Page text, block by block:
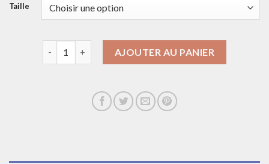
Taille
AJOUTER AU PANIER